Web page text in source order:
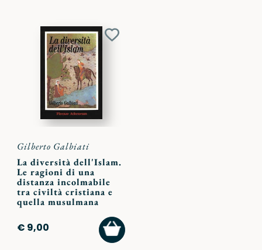
Aggiungi
Gilberto Galbiati
La diversità dell'Islam.
Le ragioni di una
distanza incolmabile
tra civiltà cristiana e
quella musulmana
€ 9,00
AGGIUNGI
AL
CARRELLO